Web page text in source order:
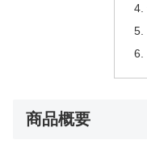
商品概要